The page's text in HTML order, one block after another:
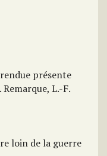
présente
L.-F.
loin de la guerre